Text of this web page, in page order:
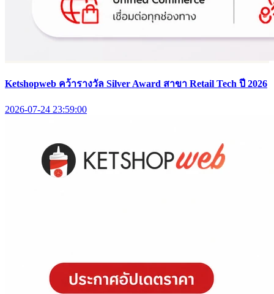
Ketshopweb คว้ารางวัล Silver Award สาขา Retail Tech ปี 2026
2026-07-24 23:59:00